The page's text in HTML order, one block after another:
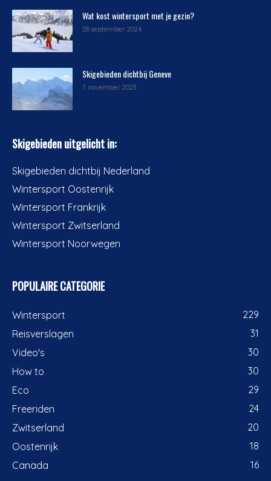
Wat kost wintersport met je gezin?
28 september 2024
Skigebieden dichtbij Geneve
7 november 2023
Skigebieden uitgelicht in:
Skigebieden dichtbij Nederland
Wintersport Oostenrijk
Wintersport Frankrijk
Wintersport Zwitserland
Wintersport Noorwegen
POPULAIRE CATEGORIE
Wintersport
229
Reisverslagen
31
Video's
30
How to
30
Eco
29
Freeriden
24
Zwitserland
20
Oostenrijk
18
Canada
16